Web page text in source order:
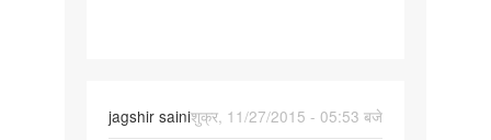
jagshir sainiशुक्र, 11/27/2015 - 05:53 बजे